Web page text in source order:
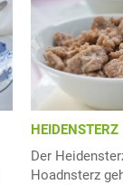
HEIDENSTERZ
Der
Hoadnsterz